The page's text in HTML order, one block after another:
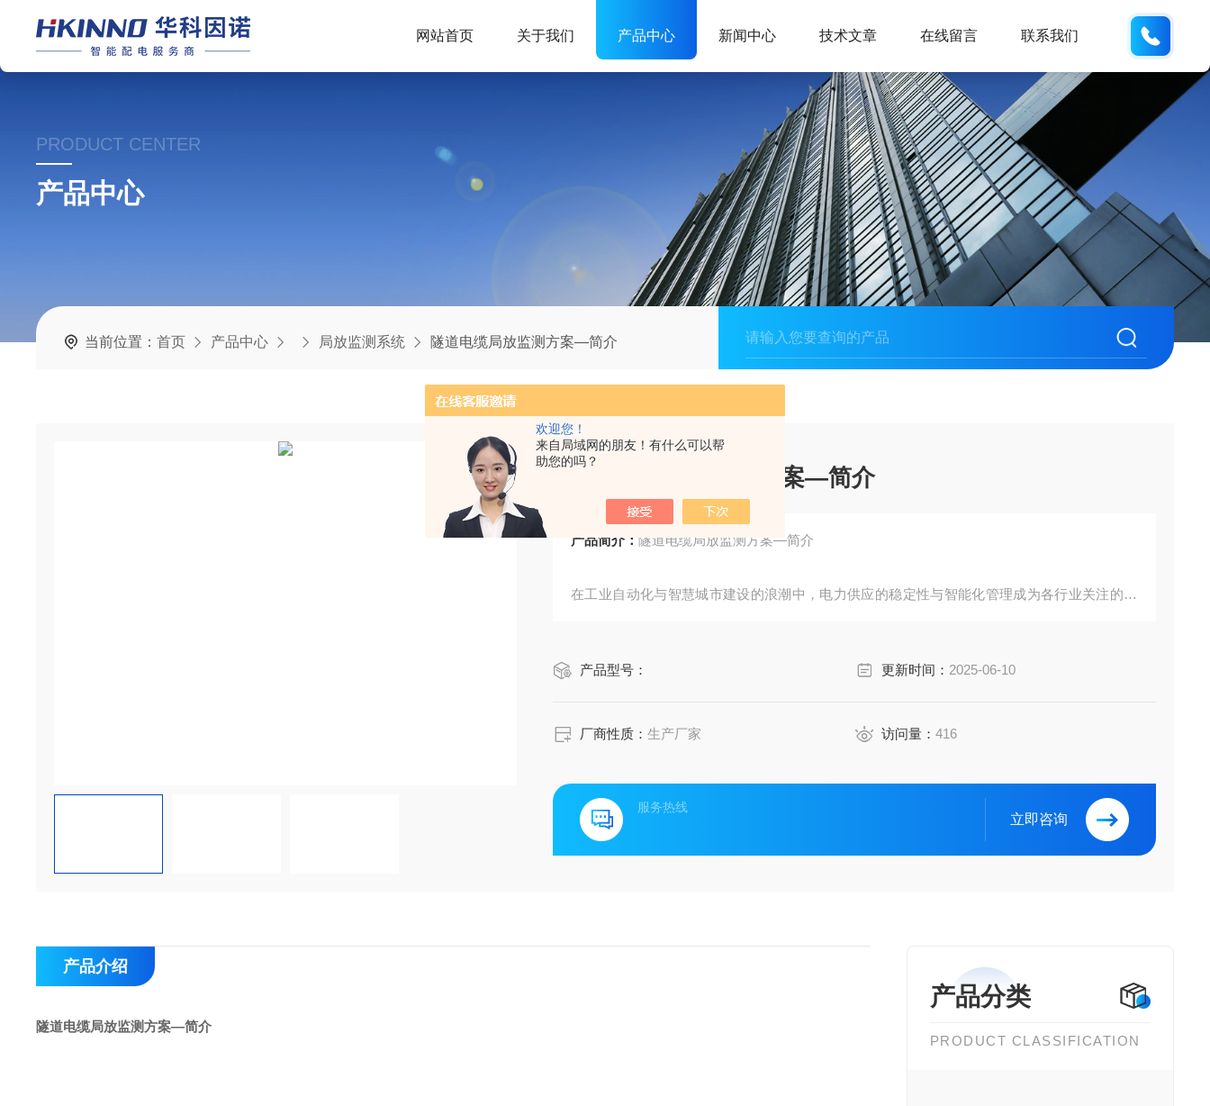
欢迎您！
来自局域网的朋友！有什么可以帮
助您的吗？
网站首页 关于我们 产品中心 新闻中心 技术文章 在线留言 联系我们
PRODUCT CENTER
产品中心
当前位置：首页 产品中心 局放监测系统 隧道电缆局放监测方案—简介
隧道电缆局放监测方案—简介
产品简介：隧道电缆局放监测方案—简介
在工业自动化与智慧城市建设的浪潮中，电力供应的稳定性与智能化管理成为各行业关注的焦
实现对配电设备的实时状态感知与隐患预警，为多行业安全生产与能效优化提供技术支撑。
产品型号： 更新时间： 2025-06-10
厂商性质：生产厂家 访问量： 416
服务热线
立即咨询
产品分类
PRODUCT CLASSIFICATION
产品介绍
隧道电缆局放监测方案—简介